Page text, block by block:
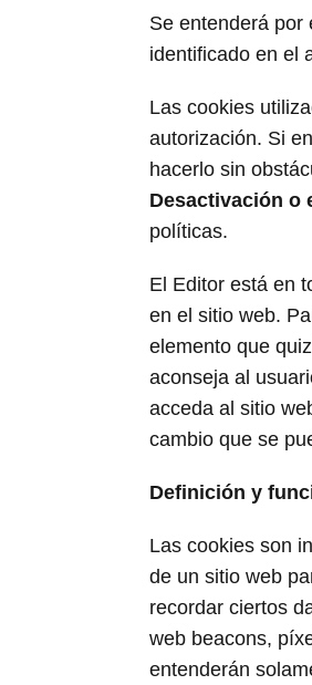
Se entenderá por
identificado en el
Las cookies
autorización. Si
hacerlo sin
Desactivación o
políticas.
El Editor está en
en el sitio web.
elemento que
aconseja al
acceda al sitio
cambio que se
Definición y
Las cookies son
de un sitio web
recordar ciertos
web beacons,
entenderán